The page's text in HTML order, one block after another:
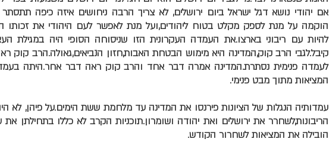
אם יהודי נושא דגל ישראל ביום ירושלים, לא צריך הרבה ניחושים איזה כיפה
הוקמה על מנת לספק מקלט בטוח ליהודים,ועל מנת לאפשר לעם היהודי את זכותו
להיות עם ריבוני בארצו.את העמדה העקרונית הזו שניסוחה הסופי היה במגילת
קיבל.לגבי הרב קוק,המדינה היא מימוש הבטחת האבות,חזון הנביאים,גאולה.הרב קוק
לעמדה פנימית נסתרת.המדינה אמרה דבר אחד והרב קוק ראה דבר אחר.היתה
המציאות מתוך מבט פנימי.
עמדותיה הנגלות של הציונות פירנסו את המדינה עד מלחמת ששת הימים.על פיהן, לא
הריבונות,לשחרר את ירושלים ואת יהודה ושומרון.תוכניות הקרב לא כללו בתחילתן
הובילה את המציאות לשחרור הקודש.